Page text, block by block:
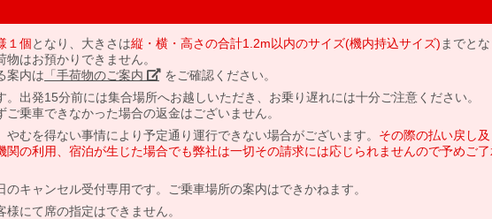
１個となり、大きさは縦・横・高さの合計1.2m以内のサイズ(機内持込サイズ) までと
はお預かりできません。
案内は 「手荷物のご案内」 をご確認ください。
。出発15分前には集合場所へお越しいただき、お乗り遅れには十分ご注意ください。
乗車できなかった場合の返金はございません。
やむを得ない事情により予定通り運行できない場合がございます。 その際の払い戻し及
関の利用、宿泊が生じた場合でも弊社は一切その請求には応じられませんので予めご
のキャンセル受付専用です。ご乗車場所の案内はできかねます。
にて席の指定はできません。